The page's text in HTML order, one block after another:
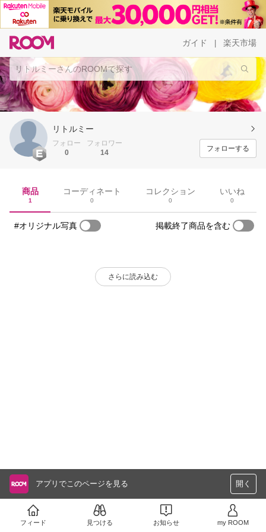
ガイド 楽天市場
リトルミー
フォロー
0
フォロワー
14
フォローする
商品
1
コーディネート
0
コレクション
0
いいね
0
#オリジナル写真 掲載終了商品を含む
さらに読み込む
アプリでこのページを見る 開く
フィード 見つける お知らせ my ROOM